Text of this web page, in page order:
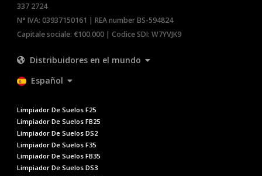
337 2724
N° IVA: 03937150161 | REA number BS-594824
Capitale sociale: €100.000 | Codice SDI: W7YVJK9
Distribuidores en el mundo
Español
Limpiador De Suelos F25
Limpiador De Suelos FB25
Limpiador De Suelos DS2
Limpiador De Suelos F35
Limpiador De Suelos FB35
Limpiador De Suelos DS3